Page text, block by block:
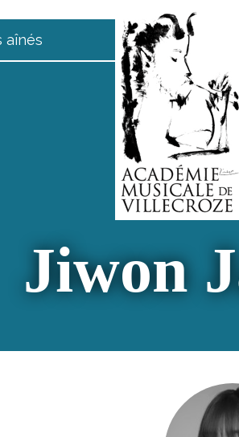
aînés
Jiwon